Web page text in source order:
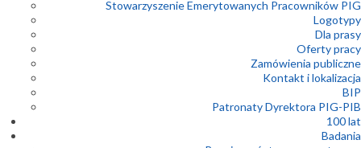
Stowarzyszenie Emerytowanych Pracowników PIG
Logotypy
Dla prasy
Oferty pracy
Zamówienia publiczne
Kontakt i lokalizacja
BIP
Patronaty Dyrektora PIG-PIB
100 lat
Badania